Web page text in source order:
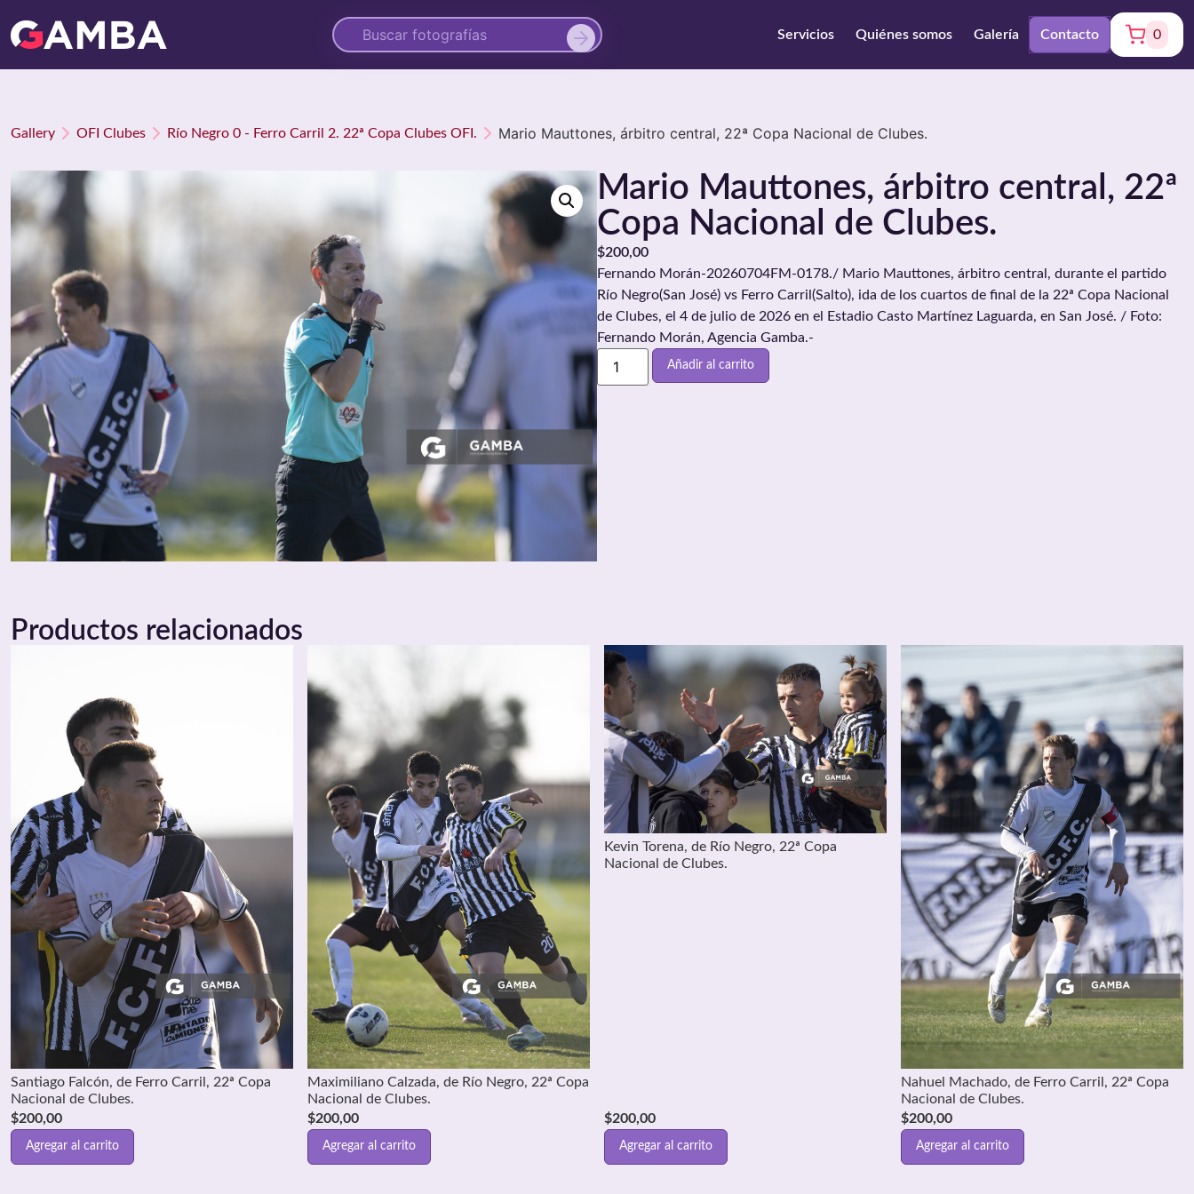
Servicios Quiénes somos Galería Contacto 0
Gallery OFI Clubes Río Negro 0 - Ferro Carril 2. 22ª Copa Clubes OFI. Mario Mauttones, árbitro central, 22ª Copa Nacional de Clubes.
Mario Mauttones, árbitro central, 22ª
Copa Nacional de Clubes.
$200,00
Fernando Morán-20260704FM-0178./ Mario Mauttones, árbitro central, durante el partido
Río Negro(San José) vs Ferro Carril(Salto), ida de los cuartos de final de la 22ª Copa Nacional
de Clubes, el 4 de julio de 2026 en el Estadio Casto Martínez Laguarda, en San José. / Foto:
Fernando Morán, Agencia Gamba.-
Añadir al carrito
Productos relacionados
Santiago Falcón, de Ferro Carril, 22ª Copa
Nacional de Clubes.
$200,00
Agregar al carrito
Maximiliano Calzada, de Río Negro, 22ª Copa
Nacional de Clubes.
$200,00
Agregar al carrito
Kevin Torena, de Río Negro, 22ª Copa
Nacional de Clubes.
$200,00
Agregar al carrito
Nahuel Machado, de Ferro Carril, 22ª Copa
Nacional de Clubes.
$200,00
Agregar al carrito